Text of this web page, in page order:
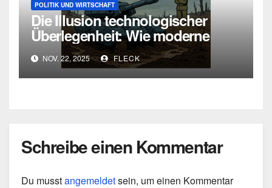
POLITIK UND WIRTSCHAFT
Die Illusion technologischer
Überlegenheit: Wie moderne
Kriegsführung an ihren eigenen
Widersprüchen scheitert
NOV. 22, 2025 FLECK
Schreibe einen Kommentar
Du musstangemeldetsein, um einen Kommentar